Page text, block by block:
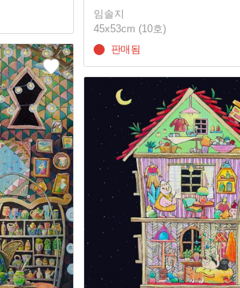
임솔지
45x53cm (10호)
판매됨